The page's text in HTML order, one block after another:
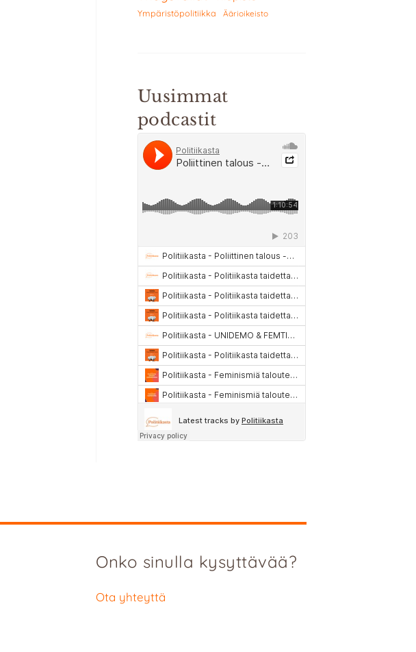
Ympäristöpolitiikka Äärioikeisto
Uusimmat
podcastit
Onko sinulla kysyttävää?
Ota yhteyttä